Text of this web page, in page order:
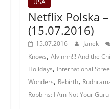
USA
Netflix Polska
(15.07.2016)
15.07.2016 Janek
Knows,Alvinnn!!! And the
Holidays, International
Wonders, Rebirth,
Robbins: I Am Not Your Guru